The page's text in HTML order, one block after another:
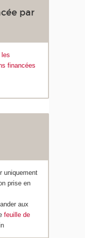
par
financées
uniquement
prise en
aux
feuille de